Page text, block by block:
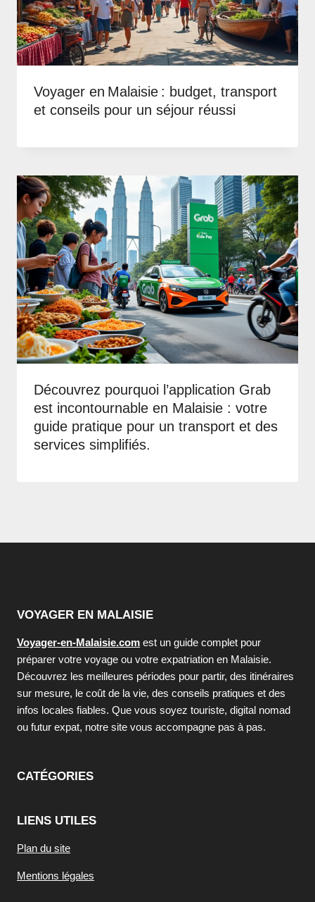
Voyager en Malaisie : budget, transport
et conseils pour un séjour réussi
Découvrez pourquoi l’application Grab
est incontournable en Malaisie : votre
guide pratique pour un transport et des
services simplifiés.
VOYAGER EN MALAISIE
Voyager-en-Malaisie.com est un guide complet pour
préparer votre voyage ou votre expatriation en Malaisie.
Découvrez les meilleures périodes pour partir, des itinéraires
sur mesure, le coût de la vie, des conseils pratiques et des
infos locales fiables. Que vous soyez touriste, digital nomad
ou futur expat, notre site vous accompagne pas à pas.
CATÉGORIES
LIENS UTILES
Plan du site
Mentions légales